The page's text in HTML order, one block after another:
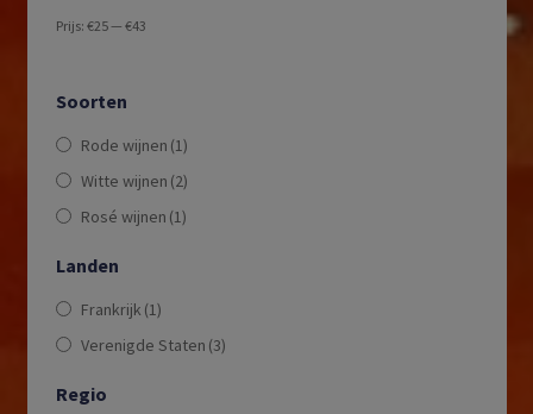
Prijs: €25— €43
Soorten
Rode wijnen (1)
Witte wijnen (2)
Rosé wijnen (1)
Landen
Frankrijk (1)
Verenigde Staten (3)
Regio